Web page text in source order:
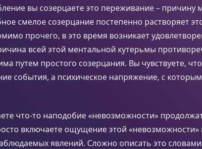
вы созерцаете это переживание – причину
смелое созерцание постепенно растворяет
прочего, в это время возникает
всей этой ментальной кутерьмы
путем простого созерцания. Вы чувствуете,
события, а психическое напряжение, с
что-то наподобие «невозможности»
включаете ощущение этой
явлений. Сложно описать это